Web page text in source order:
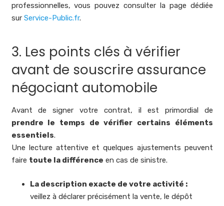
professionnelles, vous pouvez consulter la page dédiée
sur Service-Public.fr.
3. Les points clés à vérifier
avant de souscrire assurance
négociant automobile
Avant de signer votre contrat, il est primordial de
prendre le temps de vérifier certains éléments
essentiels.
Une lecture attentive et quelques ajustements peuvent
faire toute la différence en cas de sinistre.
La description exacte de votre activité :
veillez à déclarer précisément la vente, le dépôt